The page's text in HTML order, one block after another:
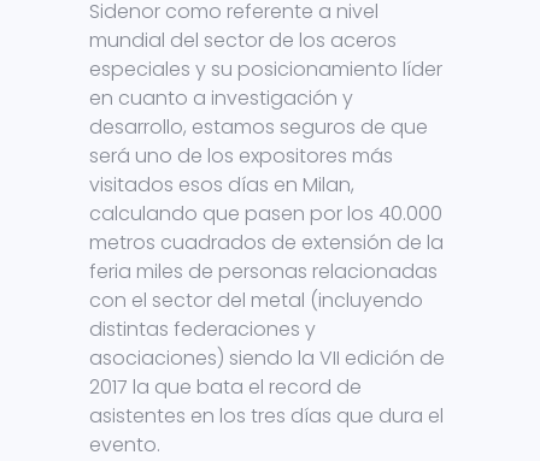
Sidenor como referente a nivel
mundial del sector de los aceros
especiales y su posicionamiento líder
en cuanto a investigación y
desarrollo, estamos seguros de que
será uno de los expositores más
visitados esos días en Milan,
calculando que pasen por los 40.000
metros cuadrados de extensión de la
feria miles de personas relacionadas
con el sector del metal (incluyendo
distintas federaciones y
asociaciones) siendo la VII edición de
2017 la que bata el record de
asistentes en los tres días que dura el
evento.